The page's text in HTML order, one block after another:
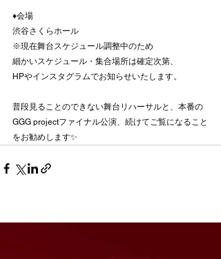
♦会場
渋谷さくらホール
※現在舞台スケジュール調整中のため
細かいスケジュール・集合場所は確定次第、
HPやインスタグラムでお知らせいたします。
普段見ることのできない舞台リハーサルと、本番の
GGG projectファイナル公演、続けてご覧になること
をお勧めします✨